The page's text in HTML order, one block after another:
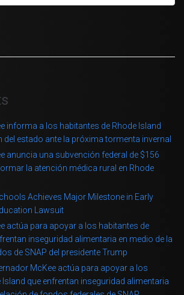
informa a los habitantes de Rhode Island
estado ante la próxima tormenta invernal
anuncia una subvención federal de $156
la atención médica rural en Rhode
Achieves Major Milestone in Early
Lawsuit
actúa para apoyar a los habitantes de
inseguridad alimentaria en medio de la
de SNAP del presidente Trump
McKee actúa para apoyar a los
Island que enfrentan inseguridad alimentaria